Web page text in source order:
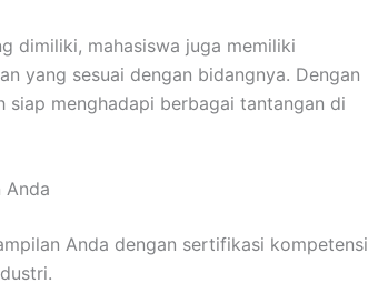
dimiliki, mahasiswa juga memiliki
yang sesuai dengan bidangnya. Dengan
siap menghadapi berbagai tantangan di
Anda
Anda dengan sertifikasi kompetensi